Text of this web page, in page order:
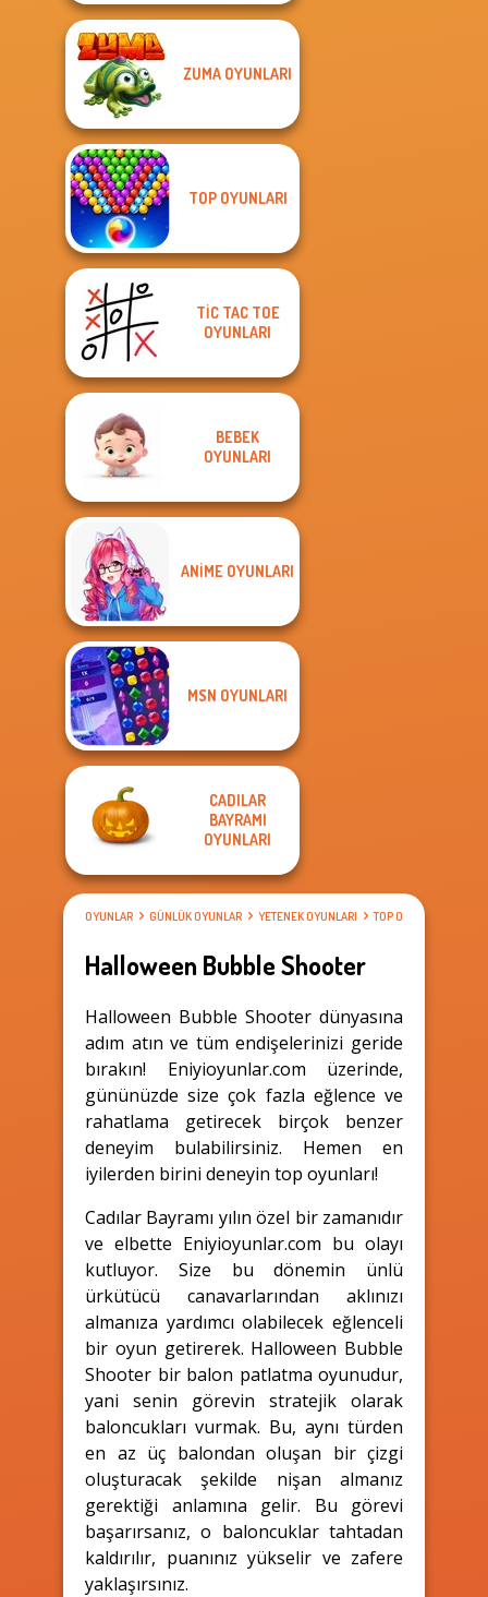
ZUMA OYUNLARI
TOP OYUNLARI
TIC TAC TOE
OYUNLARI
BEBEK
OYUNLARI
ANIME OYUNLARI
MSN OYUNLARI
CADILAR
BAYRAMI
OYUNLARI
OYUNLAR GÜNLÜK OYUNLAR YETENEK OYUNLARI TOP OYUNLARI
Halloween Bubble Shooter
Halloween Bubble Shooter dünyasına
adım atın ve tüm endişelerinizi geride
bırakın! Eniyioyunlar.com üzerinde,
gününüzde size çok fazla eğlence ve
rahatlama getirecek birçok benzer
deneyim bulabilirsiniz. Hemen en
iyilerden birini deneyin top oyunları!
Cadılar Bayramı yılın özel bir zamanıdır
ve elbette Eniyioyunlar.com bu olayı
kutluyor. Size bu dönemin ünlü
ürkütücü canavarlarından aklınızı
almanıza yardımcı olabilecek eğlenceli
bir oyun getirerek. Halloween Bubble
Shooter bir balon patlatma oyunudur,
yani senin görevin stratejik olarak
baloncukları vurmak. Bu, aynı türden
en az üç balondan oluşan bir çizgi
oluşturacak şekilde nişan almanız
gerektiği anlamına gelir. Bu görevi
başarırsanız, o baloncuklar tahtadan
kaldırılır, puanınız yükselir ve zafere
yaklaşırsınız.